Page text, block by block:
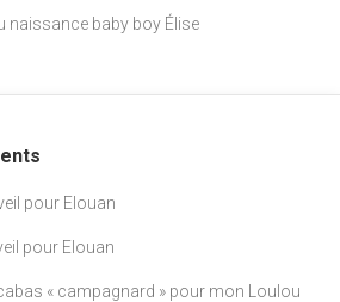
naissance baby boy Élise
pour Elouan
pour Elouan
« campagnard » pour mon Loulou